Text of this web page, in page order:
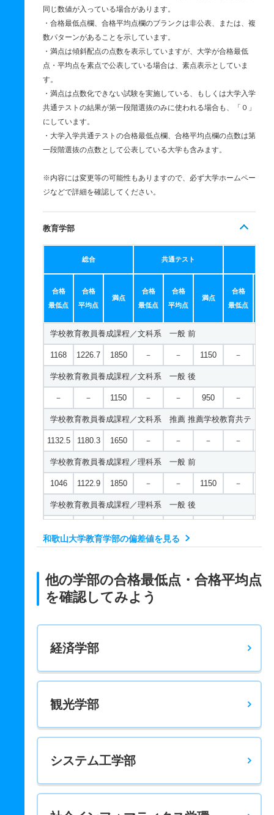
同じ数値が入っている場合があります。
・合格最低点欄、合格平均点欄のブランクは非公表、または、複
数パターンがあることを示しています。
・満点は傾斜配点の点数を表示していますが、大学が合格最低
点・平均点を素点で公表している場合は、素点表示としていま
す。
・満点は点数化できない試験を実施している、もしくは大学入学
共通テストの結果が第一段階選抜のみに使われる場合も、「０」
にしています。
・大学入学共通テストの合格最低点欄、合格平均点欄の点数は第
一段階選抜の点数として公表している大学も含みます。
※内容には変更等の可能性もありますので、必ず大学ホームペー
ジなどで詳細を確認してください。
教育学部
総合 共通テスト
合格
最低点
合格
平均点
満点
合格
最低点
合格
平均点
満点
合格
最低点
学校教育教員養成課程／文科系 一般 前
1168 1226.7 1850 － － 1150 －
学校教育教員養成課程／文科系 一般 後
－ － 1150 － － 950 －
学校教育教員養成課程／文科系 推薦 推薦学校教育共テ
1132.5 1180.3 1650 － － － －
学校教育教員養成課程／理科系 一般 前
1046 1122.9 1850 － － 1150 －
学校教育教員養成課程／理科系 一般 後
学校教育教員養成課程／理科系 推薦 推薦学校教育共テ
学校教育教員養成課程／実技系／音楽・美術 一般 前
－ －
和歌山大学教育学部の偏差値を見る
他の学部の合格最低点・合格平均点
を確認してみよう
経済学部
観光学部
システム工学部